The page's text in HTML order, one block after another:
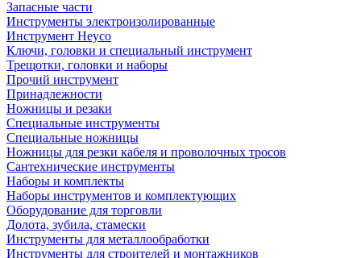
Запасные части
Инструменты электроизолированные
Инструмент Heyco
Ключи, головки и специальный инструмент
Трещотки, головки и наборы
Прочий инструмент
Принадлежности
Ножницы и резаки
Специальные инструменты
Специальные ножницы
Ножницы для резки кабеля и проволочных тросов
Сантехнические инструменты
Наборы и комплекты
Наборы инструментов и комплектующих
Оборудование для торговли
Долота, зубила, стамески
Инструменты для металлообработки
Инструменты для строителей и монтажников